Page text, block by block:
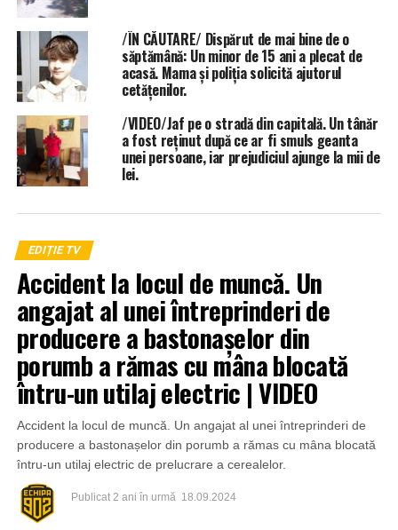
/ÎN CĂUTARE/ Dispărut de mai bine de o
săptămână: Un minor de 15 ani a plecat de
acasă. Mama și poliția solicită ajutorul
cetățenilor.
/VIDEO/Jaf pe o stradă din capitală. Un tânăr
a fost reținut după ce ar fi smuls geanta
unei persoane, iar prejudiciul ajunge la mii de
lei.
EDIȚIE TV
Accident la locul de muncă. Un
angajat al unei întreprinderi de
producere a bastonașelor din
porumb a rămas cu mâna blocată
întru-un utilaj electric | VIDEO
Accident la locul de muncă. Un angajat al unei întreprinderi de
producere a bastonașelor din porumb a rămas cu mâna blocată
întru-un utilaj electric de prelucrare a cerealelor.
Publicat 2 ani în urmă 18.09.2024